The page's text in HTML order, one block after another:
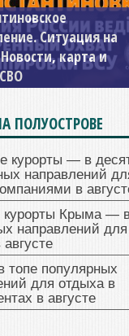
Ситуация на
Новости, карта и
ПОЛУОСТРОВЕ
курорты — в
направлений
в
курорты Крыма —
направлений для
популярных
для отдыха в
в августе